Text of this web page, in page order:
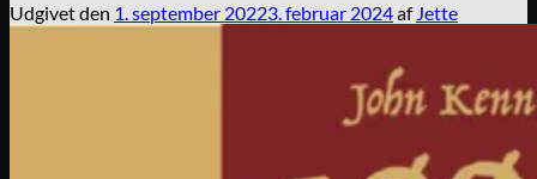
Udgivet den 1. september 20223. februar 2024af Jette